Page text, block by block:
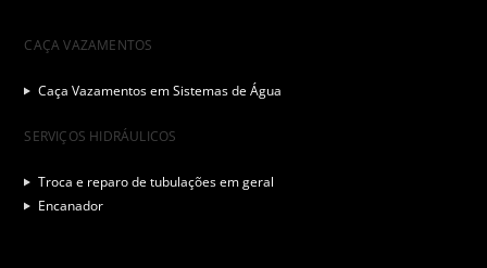
CAÇA VAZAMENTOS
Caça Vazamentos em Sistemas de Água
SERVIÇOS HIDRÁULICOS
Troca e reparo de tubulações em geral
Encanador